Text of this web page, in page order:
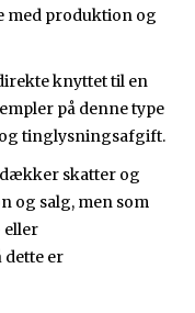
med produktion og
knyttet til en
på denne type
tinglysningsafgift.
skatter og
og salg, men som
eller
dette er